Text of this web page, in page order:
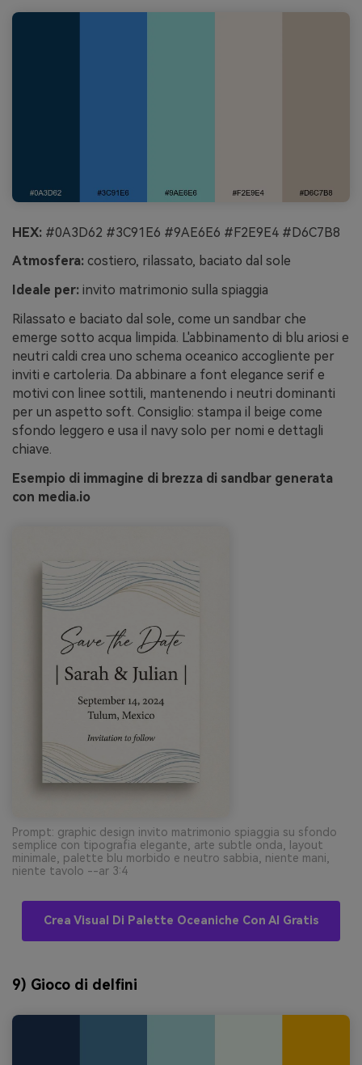
HEX: #0A3D62 #3C91E6 #9AE6E6 #F2E9E4 #D6C7B8
Atmosfera: costiero, rilassato, baciato dal sole
Ideale per: invito matrimonio sulla spiaggia
Rilassato e baciato dal sole, come un sandbar che
emerge sotto acqua limpida. L'abbinamento di blu ariosi e
neutri caldi crea uno schema oceanico accogliente per
inviti e cartoleria. Da abbinare a font elegance serif e
motivi con linee sottili, mantenendo i neutri dominanti
per un aspetto soft. Consiglio: stampa il beige come
sfondo leggero e usa il navy solo per nomi e dettagli
chiave.
Esempio di immagine di brezza di sandbar generata
con media.io
Prompt: graphic design invito matrimonio spiaggia su sfondo
semplice con tipografia elegante, arte subtle onda, layout
minimale, palette blu morbido e neutro sabbia, niente mani,
niente tavolo --ar 3:4
Crea Visual Di Palette Oceaniche Con AI Gratis
9) Gioco di delfini